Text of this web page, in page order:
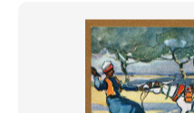
Gratis levering
Betaalmiddelen
PayPal